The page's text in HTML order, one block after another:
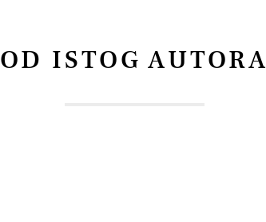
OD ISTOG AUTORA